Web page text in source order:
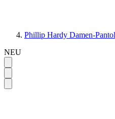
Phillip Hardy Damen-
NEU